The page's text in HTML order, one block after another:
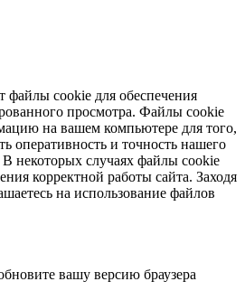
файлы cookie для обеспечения
просмотра. Файлы cookie
на вашем компьютере для того,
оперативность и точность нашего
некоторых случаях файлы cookie
корректной работы сайта. Заходя
на использование файлов
вашу версию браузера